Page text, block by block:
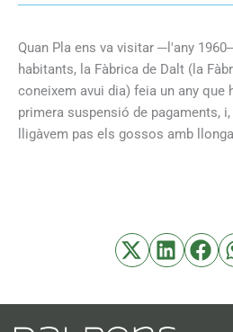
Quan Pla ens va visitar ─l'any
habitants, la Fàbrica de Dalt (la
coneixem avui dia) feia un any que
primera suspensió de pagaments,
lligàvem pas els gossos amb